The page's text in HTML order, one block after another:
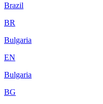
Brazil
BR
Bulgaria
EN
Bulgaria
BG